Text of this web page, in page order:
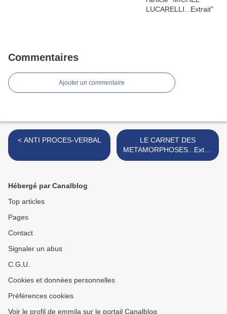
Commentaires
Ajouter un commentaire
< ANTI PROCES-VERBAL
LE CARNET DES
METAMORPHOSES...Extrai
t >
Hébergé par Canalblog
Top articles
Pages
Contact
Signaler un abus
C.G.U.
Cookies et données personnelles
Préférences cookies
Voir le profil de emmila sur le portail Canalblog